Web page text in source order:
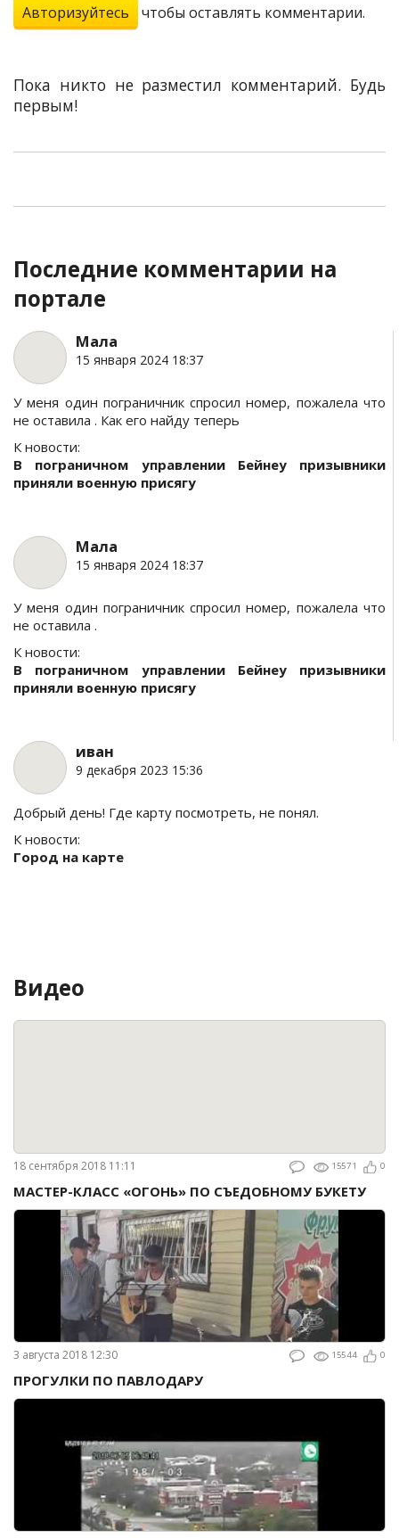
Авторизуйтесь чтобы оставлять комментарии.
Пока никто не разместил комментарий. Будь
первым!
Последние комментарии на
портале
Мала
15 января 2024 18:37
У меня один пограничник спросил номер, пожалела что
не оставила . Как его найду теперь
К новости:
В пограничном управлении Бейнеу призывники
приняли военную присягу
Мала
15 января 2024 18:37
У меня один пограничник спросил номер, пожалела что
не оставила .
К новости:
В пограничном управлении Бейнеу призывники
приняли военную присягу
иван
9 декабря 2023 15:36
Добрый день! Где карту посмотреть, не понял.
К новости:
Город на карте
Видео
18 сентября 2018 11:11 15571 0
МАСТЕР-КЛАСС «ОГОНЬ» ПО СЪЕДОБНОМУ БУКЕТУ
3 августа 2018 12:30 15544 0
ПРОГУЛКИ ПО ПАВЛОДАРУ